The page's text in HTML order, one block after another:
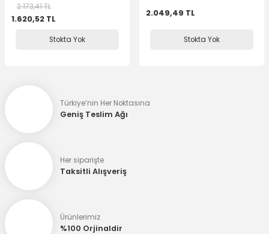
2.173,41 TL
1.620,52 TL
Stokta Yok
2.049,49 TL
Stokta Yok
Türkiye’nin Her Noktasına
Geniş Teslim Ağı
Her siparişte
Taksitli Alışveriş
Ürünlerimiz
%100 Orjinaldir